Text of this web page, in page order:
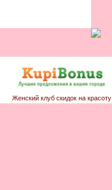
Женский клуб скидок на красоту